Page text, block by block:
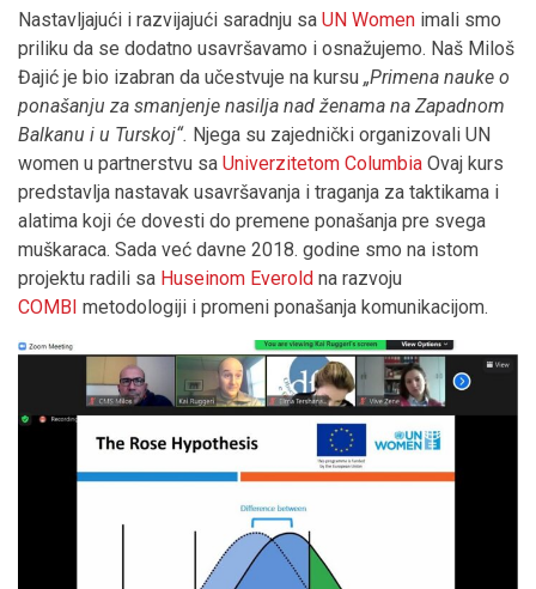
Nastavljajući i razvijajući saradnju sa UN Women imali smo
priliku da se dodatno usavršavamo i osnažujemo. Naš Miloš
Đajić je bio izabran da učestvuje na kursu „Primena nauke o
ponašanju za smanjenje nasilja nad ženama na Zapadnom
Balkanu i u Turskoj“. Njega su zajednički organizovali UN
women u partnerstvu sa Univerzitetom Columbia Ovaj kurs
predstavlja nastavak usavršavanja i traganja za taktikama i
alatima koji će dovesti do premene ponašanja pre svega
muškaraca. Sada već davne 2018. godine smo na istom
projektu radili sa Huseinom Everold na razvoju
COMBI metodologiji i promeni ponašanja komunikacijom.